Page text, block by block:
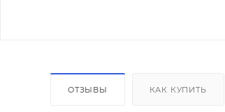
ОТЗЫВЫ КАК КУПИТЬ